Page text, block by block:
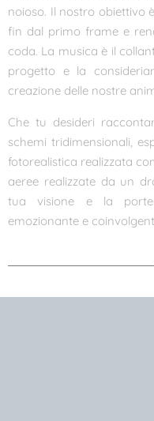
noioso. Il nostro obiettivo
fin dal primo frame e
coda. La musica è il
progetto e la
creazione delle nostre
Che tu desideri
schemi tridimensionali,
fotorealistica realizzata
aeree realizzate da un
tua visione e la
emozionante e